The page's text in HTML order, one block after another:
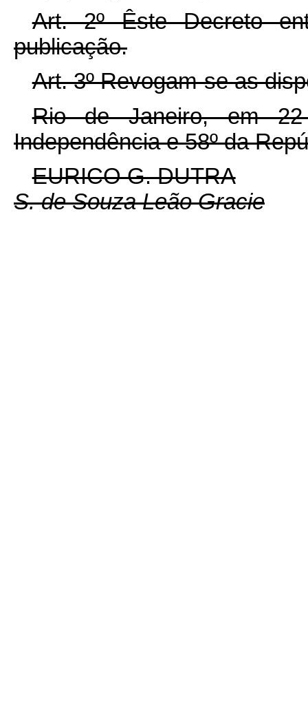
Art. 2º Êste Decreto
publicação.
Art. 3º Revogam-se as
Rio de Janeiro, em
Independência e 58º da
EURICO G. DUTRA
S. de Souza Leão Gracie